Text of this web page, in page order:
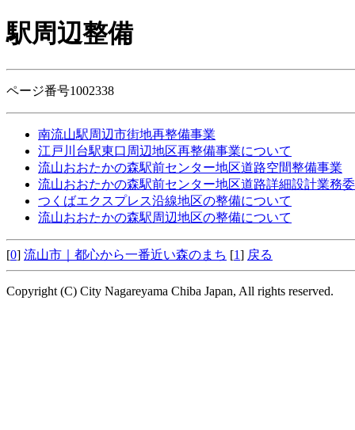
駅周辺整備
ページ番号1002338
南流山駅周辺市街地再整備事業
江戸川台駅東口周辺地区再整備事業について
流山おおたかの森駅前センター地区道路空間整備事業
流山おおたかの森駅前センター地区道路詳細設計業務
つくばエクスプレス沿線地区の整備について
流山おおたかの森駅周辺地区の整備について
[0] 流山市｜都心から一番近い森のまち [1] 戻る
Copyright (C) City Nagareyama Chiba Japan, All rights reserved.